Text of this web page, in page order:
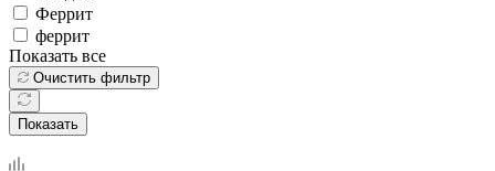
Феррит
феррит
Показать все
Очистить фильтр
Показать